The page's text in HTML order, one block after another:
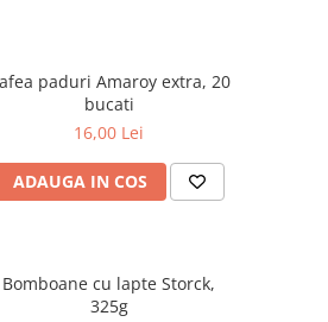
paduri Amaroy extra, 20
bucati
16,00 Lei
ADAUGA IN COS
Bomboane cu lapte Storck,
325g